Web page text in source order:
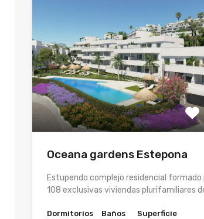
Oceana gardens Estepona
Estupendo complejo residencial formado
108 exclusivas viviendas plurifamiliares
Dormitorios
Baños
Superficie